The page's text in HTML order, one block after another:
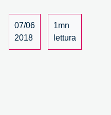
07/06
2018
1mn
lettura